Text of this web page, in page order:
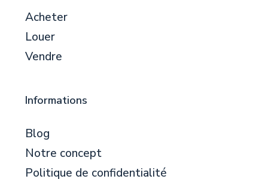
Acheter
Louer
Vendre
Informations
Blog
Notre concept
Politique de confidentialité